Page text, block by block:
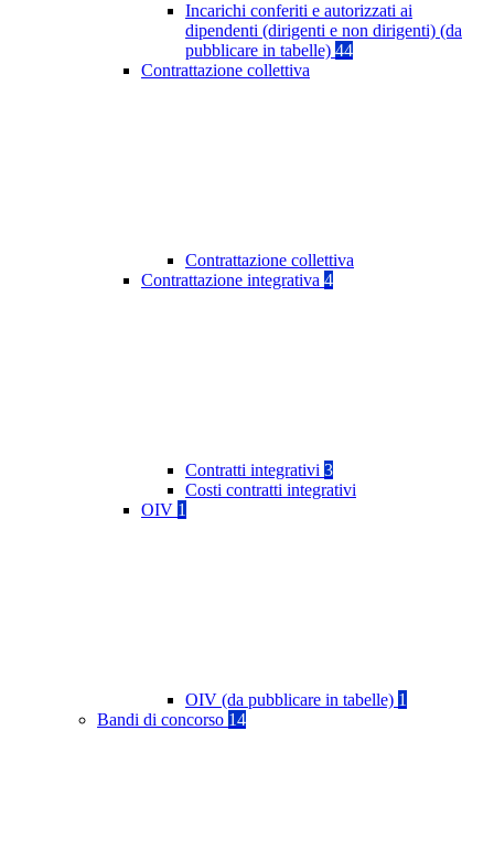
Incarichi conferiti e autorizzati ai
dipendenti (dirigenti e non dirigenti) (da
pubblicare in tabelle) 44
Contrattazione collettiva
Contrattazione collettiva
Contrattazione integrativa 4
Contratti integrativi 3
Costi contratti integrativi
OIV 1
OIV (da pubblicare in tabelle) 1
Bandi di concorso 14